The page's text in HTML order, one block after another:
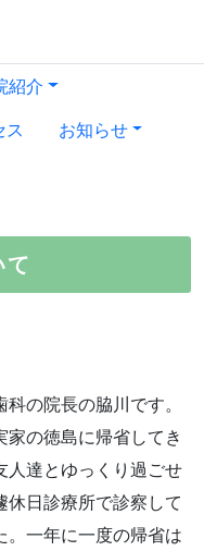
紹介
ス
お知らせ
の院長の脇川です。
家の徳島に帰省してき
人達とゆっくり過ごせ
休日診療所で診察して
。一年に一度の帰省は